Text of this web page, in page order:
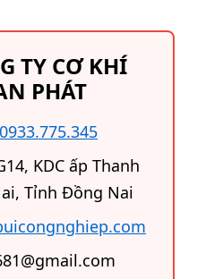
TY CƠ KHÍ
PHÁT
0933.775.345
KDC ấp Thanh
Tỉnh Đồng Nai